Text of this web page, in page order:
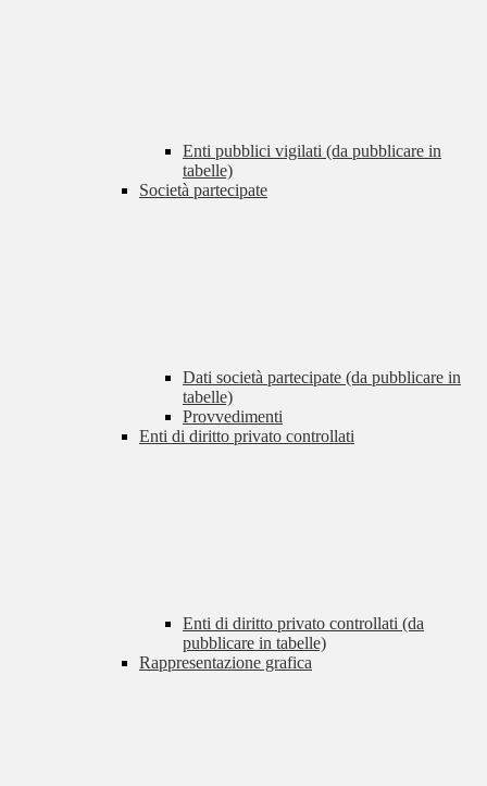
Enti pubblici vigilati (da pubblicare in
tabelle)
Società partecipate
Dati società partecipate (da pubblicare in
tabelle)
Provvedimenti
Enti di diritto privato controllati
Enti di diritto privato controllati (da
pubblicare in tabelle)
Rappresentazione grafica